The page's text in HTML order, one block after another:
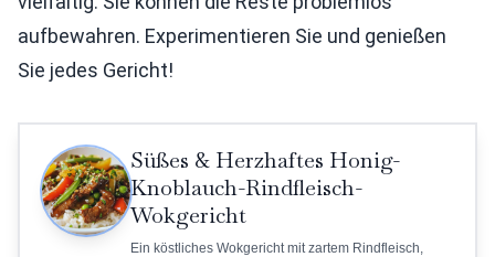
aufbewahren. Experimentieren Sie und genießen
Sie jedes Gericht!
Süßes & Herzhaftes Honig-
Knoblauch-Rindfleisch-
Wokgericht
Ein köstliches Wokgericht mit zartem Rindfleisch,